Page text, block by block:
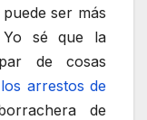
ser más
sé que la
de cosas
los arrestos de
de